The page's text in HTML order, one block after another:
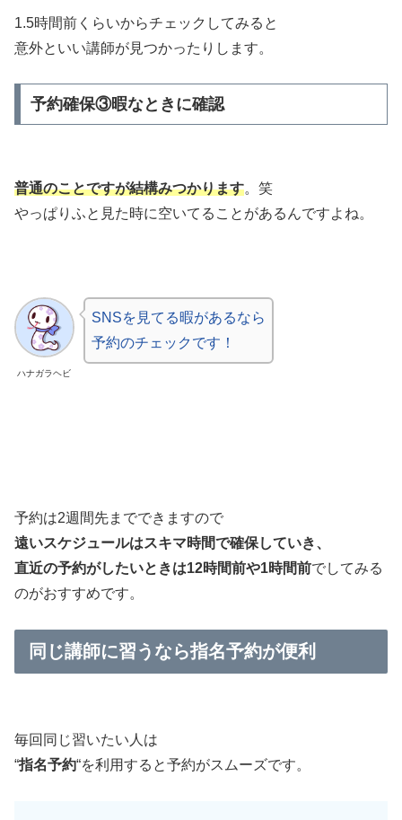
1.5時間前くらいからチェックしてみると
意外といい講師が見つかったりします。
予約確保③暇なときに確認
普通のことですが結構みつかります。笑
やっぱりふと見た時に空いてることがあるんですよね。
ハナガラヘビ
SNSを見てる暇があるなら
予約のチェックです！
予約は2週間先までできますので
遠いスケジュールはスキマ時間で確保していき、
直近の予約がしたいときは12時間前や1時間前でしてみる
のがおすすめです。
同じ講師に習うなら指名予約が便利
毎回同じ習いたい人は
“指名予約“を利用すると予約がスムーズです。